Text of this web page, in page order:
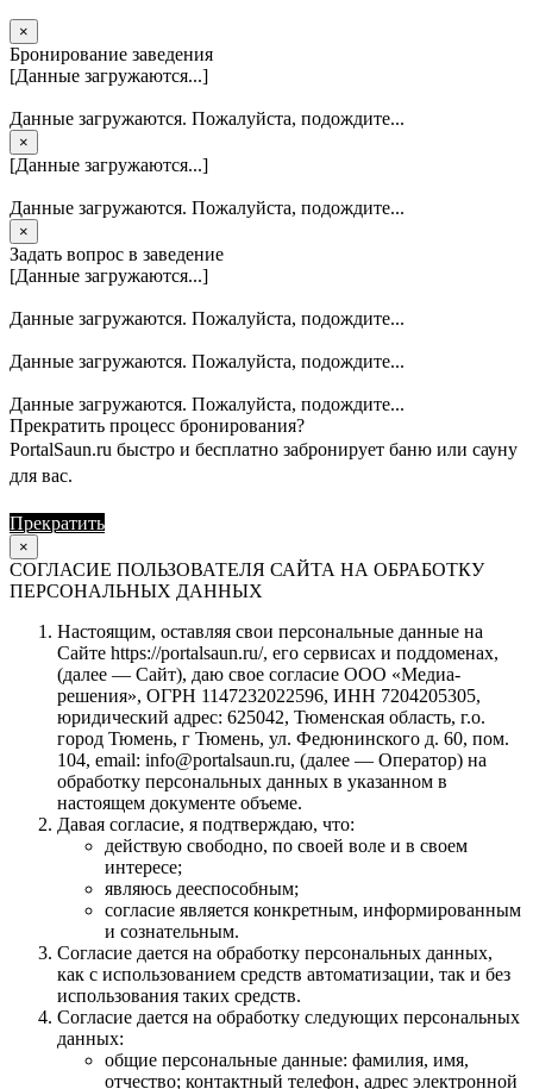
×
Бронирование заведения
[Данные загружаются...]
Данные загружаются. Пожалуйста, подождите...
×
[Данные загружаются...]
Данные загружаются. Пожалуйста, подождите...
×
Задать вопрос в заведение
[Данные загружаются...]
Данные загружаются. Пожалуйста, подождите...
Данные загружаются. Пожалуйста, подождите...
Данные загружаются. Пожалуйста, подождите...
Прекратить процесс бронирования?
PortalSaun.ru быстро и бесплатно забронирует баню или сауну
для вас.
Прекратить
×
СОГЛАСИЕ ПОЛЬЗОВАТЕЛЯ САЙТА НА ОБРАБОТКУ
ПЕРСОНАЛЬНЫХ ДАННЫХ
Настоящим, оставляя свои персональные данные на
Сайте https://portalsaun.ru/, его сервисах и поддоменах,
(далее — Сайт), даю свое согласие ООО «Медиа-
решения», ОГРН 1147232022596, ИНН 7204205305,
юридический адрес: 625042, Тюменская область, г.о.
город Тюмень, г Тюмень, ул. Федюнинского д. 60, пом.
104, email: info@portalsaun.ru, (далее — Оператор) на
обработку персональных данных в указанном в
настоящем документе объеме.
Давая согласие, я подтверждаю, что:
действую свободно, по своей воле и в своем
интересе;
являюсь дееспособным;
согласие является конкретным, информированным
и сознательным.
Согласие дается на обработку персональных данных,
как с использованием средств автоматизации, так и без
использования таких средств.
Согласие дается на обработку следующих персональных
данных:
общие персональные данные: фамилия, имя,
отчество; контактный телефон, адрес электронной